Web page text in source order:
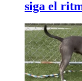
siga el